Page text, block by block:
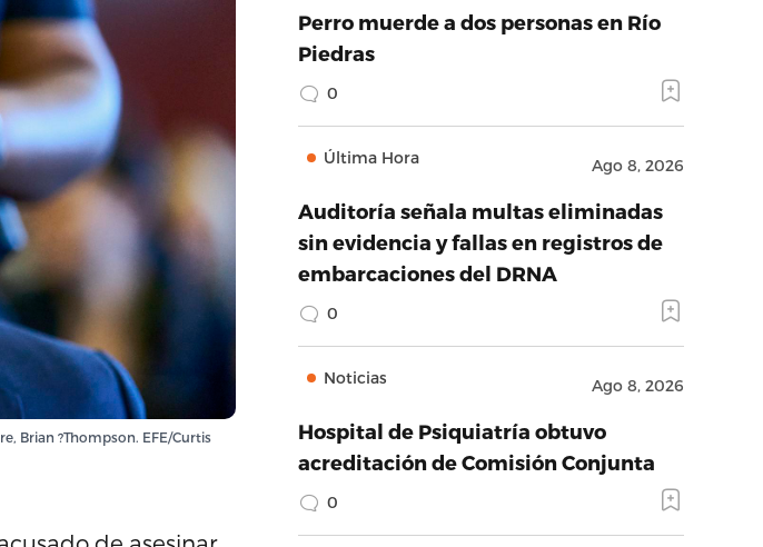
Brian ?Thompson. EFE/Curtis
Perro muerde a dos personas en Río
Piedras
0
Última Hora Ago 8, 2026
Auditoría señala multas eliminadas
sin evidencia y fallas en registros de
embarcaciones del DRNA
0
Noticias Ago 8, 2026
Hospital de Psiquiatría obtuvo
acreditación de Comisión Conjunta
0